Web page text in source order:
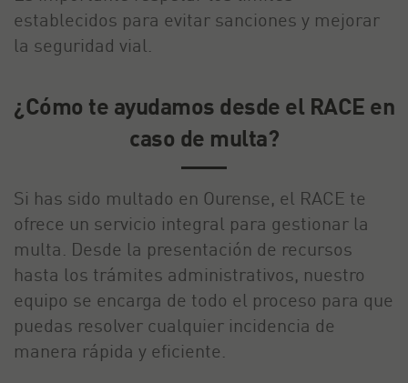
establecidos para evitar sanciones y mejorar
la seguridad vial.
¿Cómo te ayudamos desde el RACE en
caso de multa?
Si has sido multado en Ourense, el RACE te
ofrece un servicio integral para gestionar la
multa. Desde la presentación de recursos
hasta los trámites administrativos, nuestro
equipo se encarga de todo el proceso para que
puedas resolver cualquier incidencia de
manera rápida y eficiente.